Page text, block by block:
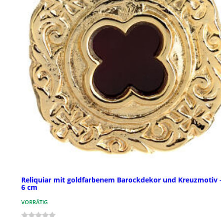
Reliquiar mit goldfarbenem Barockdekor und Kreuzmotiv
6 cm
VORRÄTIG